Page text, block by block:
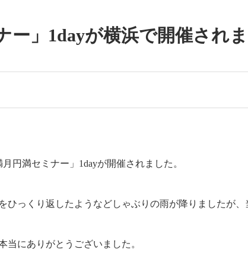
ー」1dayが横浜で開催され
円満セミナー」1dayが開催されました。
ひっくり返したようなどしゃぶりの雨が降りましたが、
当にありがとうございました。